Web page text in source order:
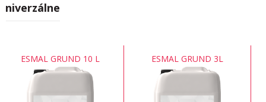
ESMAL GRUND 10 L ESMAL GRUND 3L